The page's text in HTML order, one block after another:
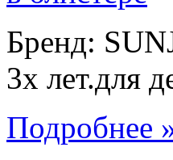
Бренд:
3х лет.для
Подробнее